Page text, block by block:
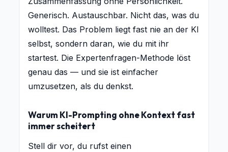
Generisch. Austauschbar. Nicht das, was du
wolltest. Das Problem liegt fast nie an der KI
selbst, sondern daran, wie du mit ihr
startest. Die Expertenfragen-Methode löst
genau das — und sie ist einfacher
umzusetzen, als du denkst.
Warum KI-Prompting ohne Kontext fast
immer scheitert
Stell dir vor, du rufst einen